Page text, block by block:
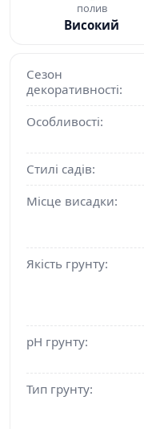
полив
Високий
Сезон
декоративності:
Особливості:
Стилі садів:
Місце висадки:
Якість грунту:
pH грунту:
Тип грунту: